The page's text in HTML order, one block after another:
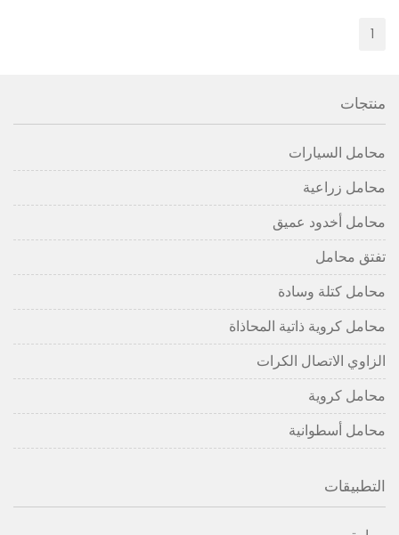
1
منتجات
محامل السيارات
محامل زراعية
محامل أخدود عميق
تفتق محامل
محامل كتلة وسادة
محامل كروية ذاتية المحاذاة
الزاوي الاتصال الكرات
محامل كروية
محامل أسطوانية
التطبيقات